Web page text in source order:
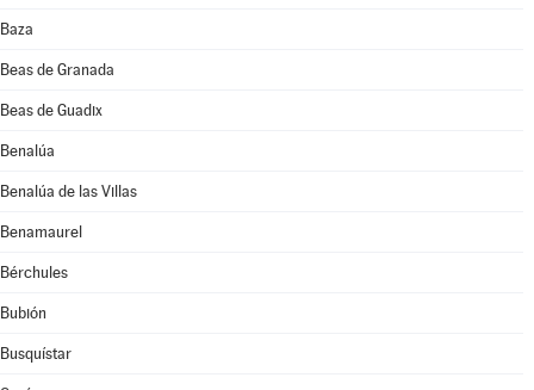
Baza
Beas de Granada
Beas de Guadix
Benalúa
Benalúa de las Villas
Benamaurel
Bérchules
Bubión
Busquístar